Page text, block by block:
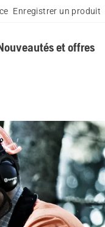
Enregistrer un produit
et offres